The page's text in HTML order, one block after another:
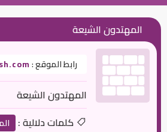
المهتدون الشيعة
رابط الموقع :
المهتدون الشيعة
كلمات دلالية :